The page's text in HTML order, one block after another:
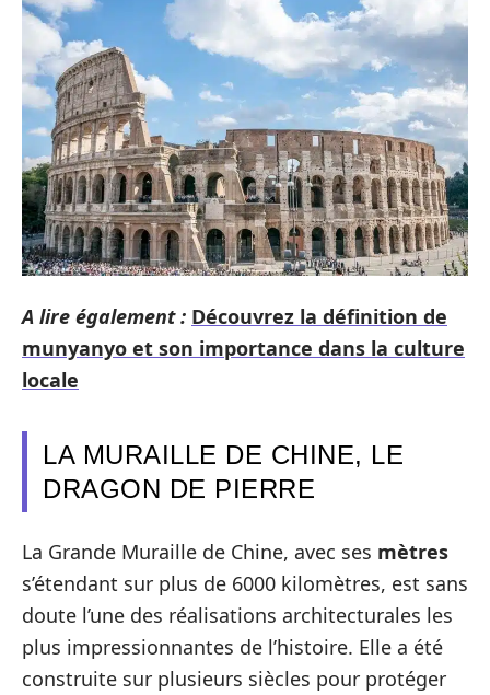
A lire également : Découvrez la définition de
munyanyo et son importance dans la culture
locale
LA MURAILLE DE CHINE, LE
DRAGON DE PIERRE
La Grande Muraille de Chine, avec ses mètres
s’étendant sur plus de 6000 kilomètres, est sans
doute l’une des réalisations architecturales les
plus impressionnantes de l’histoire. Elle a été
construite sur plusieurs siècles pour protéger